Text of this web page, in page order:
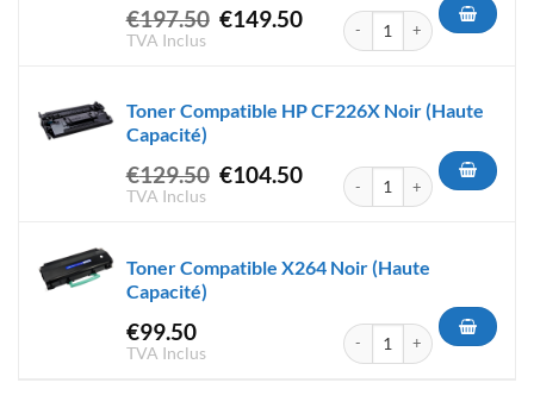
€197.50 Le
€197.50.
€149.50Le
€149.50.
TVA Inclus
quantité de Toner
Toner Compatible HP CF226X Noir (Haute
Capacité)
€129.50 Le
€129.50.
€104.50Le
€104.50.
TVA Inclus
quantité de Toner
Toner Compatible X264 Noir (Haute
Capacité)
€99.50
TVA Inclus
quantité de Toner